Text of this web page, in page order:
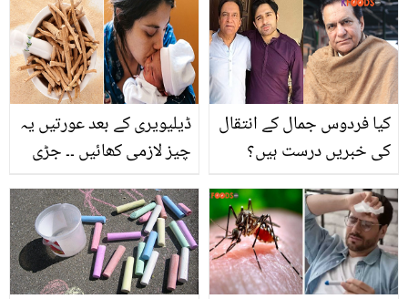
ہیں؟
ڈیلیویری کے بعد عورتیں یہ
چیز لازمی کھائیں ۔۔ جڑی
سے کون بڑے فائدے ہوتے
ہیں؟ حکیم اجمل کے نسخے
کیا فردوس جمال کے انتقال
کی خبریں درست ہیں؟